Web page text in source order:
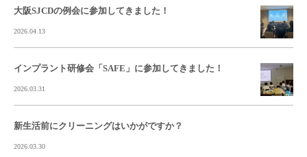
大阪SJCDの例会に参加してきました！
2026.04.13
インプラント研修会「SAFE」に参加してきました！
2026.03.31
新生活前にクリーニングはいかがですか？
2026.03.30